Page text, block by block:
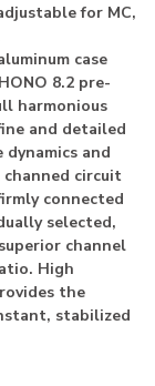
for MC,
case
8.2 pre-
harmonious
and detailed
and
circuit
connected
selected,
channel
High
the
stabilized